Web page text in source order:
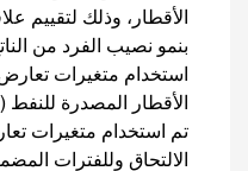
الأقطار، وذلك لتقييم
بنمو نصيب الفرد من
استخدام متغيرات
الأقطار المصدرة
تم استخدام متغيرات
الالتحاق وللفترات